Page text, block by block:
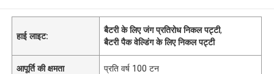
हाई लाइट:
बैटरी के लिए जंग प्रतिरोध निकल पट्टी,
बैटरी पैक वेल्डिंग के लिए निकल पट्टी
आपूर्ति की क्षमता प्रति वर्ष 100 टन